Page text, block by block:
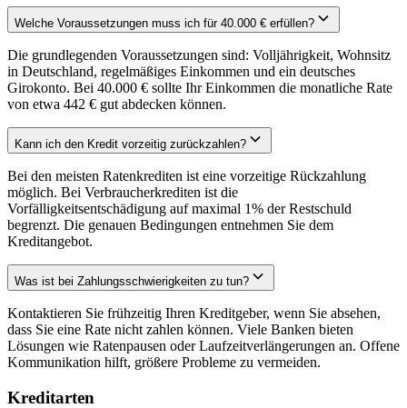
Welche Voraussetzungen muss ich für 40.000 € erfüllen?
Die grundlegenden Voraussetzungen sind: Volljährigkeit, Wohnsitz
in Deutschland, regelmäßiges Einkommen und ein deutsches
Girokonto. Bei 40.000 € sollte Ihr Einkommen die monatliche Rate
von etwa 442 € gut abdecken können.
Kann ich den Kredit vorzeitig zurückzahlen?
Bei den meisten Ratenkrediten ist eine vorzeitige Rückzahlung
möglich. Bei Verbraucherkrediten ist die
Vorfälligkeitsentschädigung auf maximal 1% der Restschuld
begrenzt. Die genauen Bedingungen entnehmen Sie dem
Kreditangebot.
Was ist bei Zahlungsschwierigkeiten zu tun?
Kontaktieren Sie frühzeitig Ihren Kreditgeber, wenn Sie absehen,
dass Sie eine Rate nicht zahlen können. Viele Banken bieten
Lösungen wie Ratenpausen oder Laufzeitverlängerungen an. Offene
Kommunikation hilft, größere Probleme zu vermeiden.
Kreditarten